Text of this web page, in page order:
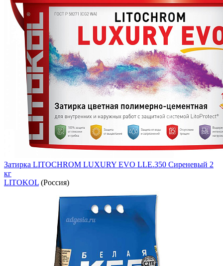
Затирка LITOCHROM LUXURY EVO LLE.350 Сиреневый 2
кг
LITOKOL (Россия)